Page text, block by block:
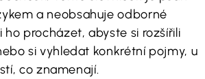
a neobsahuje odborné
ho procházet, abyste si rozšířili
si vyhledat konkrétní pojmy, u
co znamenají.